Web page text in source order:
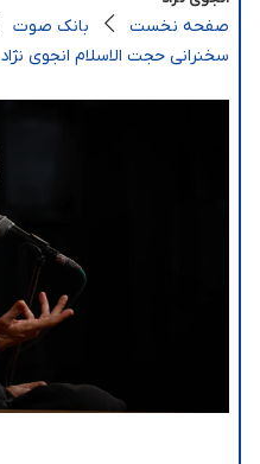
صفحه نخست
بانک صوت
سخنرانی حجت الاسلام انجوی نژاد